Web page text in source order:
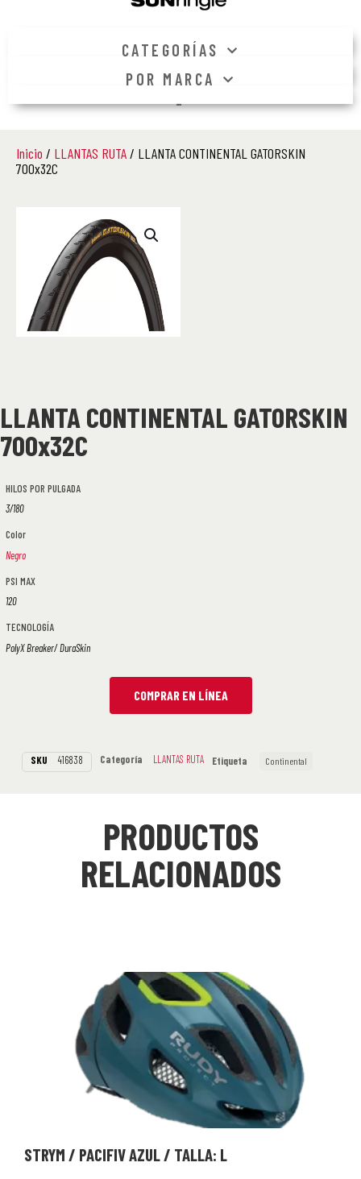
CATEGORÍAS
POR MARCA
–
Inicio / LLANTAS RUTA/ LLANTA CONTINENTAL GATORSKIN
700x32C
LLANTA CONTINENTAL GATORSKIN
700x32C
HILOS POR PULGADA
3/180
Color
Negro
PSI MAX
120
TECNOLOGÍA
PolyX Breaker/ DuraSkin
COMPRAR EN LÍNEA
SKU 416838 Categoría LLANTAS RUTA Etiqueta Continental
PRODUCTOS
RELACIONADOS
STRYM / PACIFIV AZUL / TALLA: L